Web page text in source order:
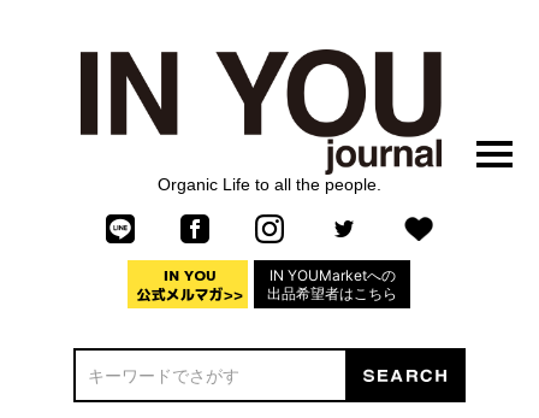
Organic Life to all the people.
IN YOUMarketへの
出品希望者はこちら